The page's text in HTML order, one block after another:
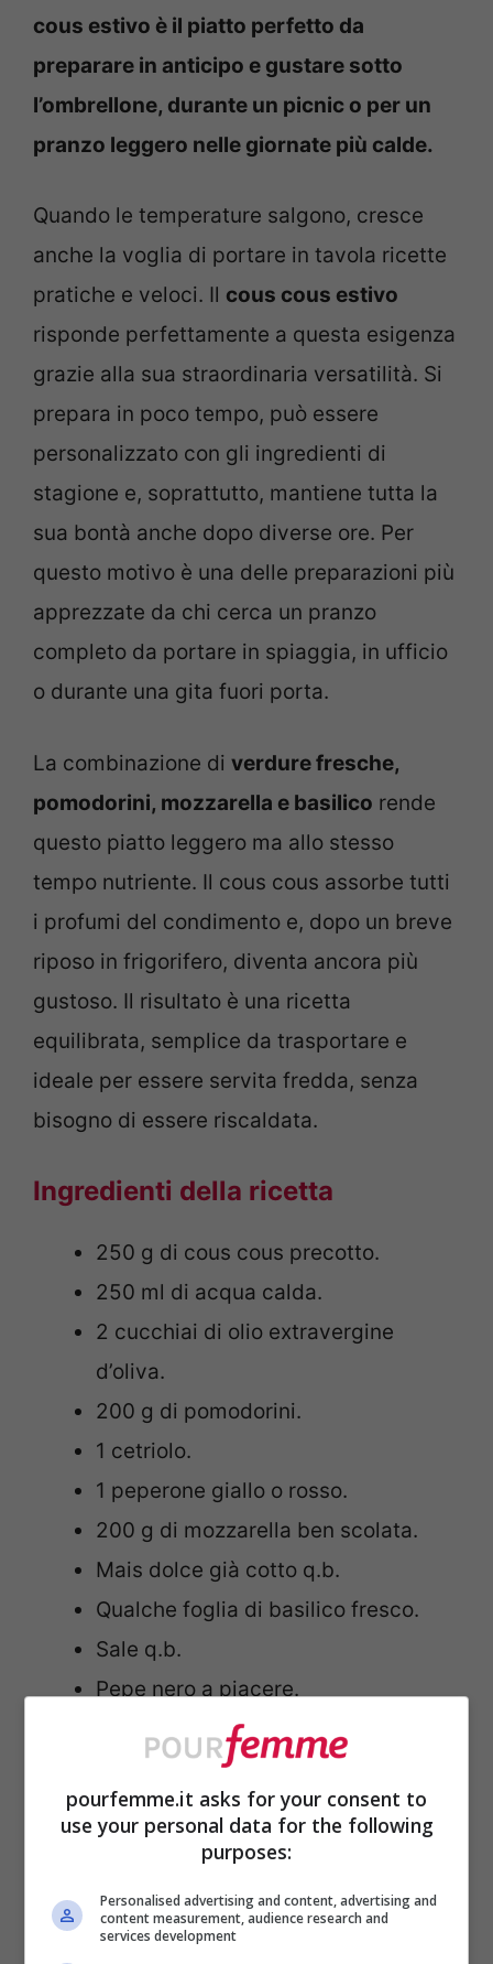
cous estivo è il piatto perfetto da
preparare in anticipo e gustare sotto
l’ombrellone, durante un picnic o per un
pranzo leggero nelle giornate più calde.
Quando le temperature salgono, cresce
anche la voglia di portare in tavola ricette
pratiche e veloci. Il cous cous estivo
risponde perfettamente a questa esigenza
grazie alla sua straordinaria versatilità. Si
prepara in poco tempo, può essere
personalizzato con gli ingredienti di
stagione e, soprattutto, mantiene tutta la
sua bontà anche dopo diverse ore. Per
questo motivo è una delle preparazioni più
apprezzate da chi cerca un pranzo
completo da portare in spiaggia, in ufficio
o durante una gita fuori porta.
La combinazione di verdure fresche,
pomodorini, mozzarella e basilico rende
questo piatto leggero ma allo stesso
tempo nutriente. Il cous cous assorbe tutti
i profumi del condimento e, dopo un breve
riposo in frigorifero, diventa ancora più
gustoso. Il risultato è una ricetta
equilibrata, semplice da trasportare e
ideale per essere servita fredda, senza
bisogno di essere riscaldata.
Ingredienti della ricetta
250 g di cous cous precotto.
250 ml di acqua calda.
2 cucchiai di olio extravergine
d’oliva.
200 g di pomodorini.
1 cetriolo.
1 peperone giallo o rosso.
200 g di mozzarella ben scolata.
Mais dolce già cotto q.b.
Qualche foglia di basilico fresco.
Sale q.b.
Pepe nero a piacere.
Succo di mezzo limone, facoltativo.
Procedimento passo passo
della ricetta
Versare il cous cous in una ciotola
capiente e aggiungere l’acqua calda
pourfemme.it asks for your consent to
use your personal data for the following
purposes:
Personalised advertising and content, advertising and
content measurement, audience research and
services development